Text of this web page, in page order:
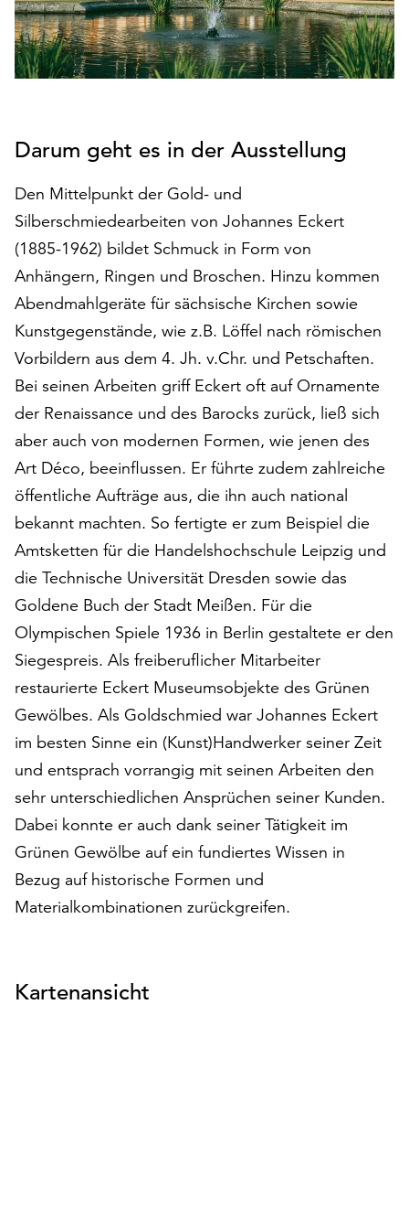
auf
„Alle
akzeptieren“,
um
zu
akzeptieren.
Sie
Ihr
Einverständnis
jederzeit
ändern
und
widerrufen.
Dafür
steht
Ihnen
am
Ende
der
die
Schaltfläche
„Cookie-
Einstellungen“
zur
Verfügung.
Funktionale
Cookies
werden
auch
ohne
Ihr
Einverständnis
weiterhin
ausgeführt.
Möchten
Sie
die
verwendeten
Cookies
Sie
die
Darum geht es in der Ausstellung
Den Mittelpunkt der Gold- und
Silberschmiedearbeiten von Johannes Eckert
(1885-1962) bildet Schmuck in Form von
Anhängern, Ringen und Broschen. Hinzu kommen
Abendmahlgeräte für sächsische Kirchen sowie
Kunstgegenstände, wie z.B. Löffel nach römischen
Vorbildern aus dem 4. Jh. v.Chr. und Petschaften.
Bei seinen Arbeiten griff Eckert oft auf Ornamente
der Renaissance und des Barocks zurück, ließ sich
aber auch von modernen Formen, wie jenen des
Art Déco, beeinflussen. Er führte zudem zahlreiche
öffentliche Aufträge aus, die ihn auch national
bekannt machten. So fertigte er zum Beispiel die
Amtsketten für die Handelshochschule Leipzig und
die Technische Universität Dresden sowie das
Goldene Buch der Stadt Meißen. Für die
Olympischen Spiele 1936 in Berlin gestaltete er den
Siegespreis. Als freiberuflicher Mitarbeiter
restaurierte Eckert Museumsobjekte des Grünen
Gewölbes. Als Goldschmied war Johannes Eckert
im besten Sinne ein (Kunst)Handwerker seiner Zeit
und entsprach vorrangig mit seinen Arbeiten den
sehr unterschiedlichen Ansprüchen seiner Kunden.
Dabei konnte er auch dank seiner Tätigkeit im
Grünen Gewölbe auf ein fundiertes Wissen in
Bezug auf historische Formen und
Materialkombinationen zurückgreifen.
Kartenansicht